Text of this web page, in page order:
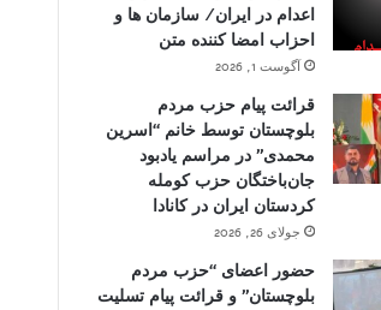
اعدام در ایران/ سازمان ها و
احزاب امضا کننده متن
آگوست 1, 2026
قرائت پیام حزب مردم
بلوچستان توسط خانم “اسرین
محمدی” در مراسم یادبود
جان‌باختگان حزب کومله
کردستان ایران در کانادا
جولای 26, 2026
حضور اعضای “حزب مردم
بلوچستان” و قرائت پیام تسلیت